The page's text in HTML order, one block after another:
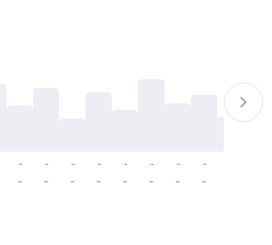
-
-
-
-
-
-
-
-
-
-
-
-
-
-
-
-